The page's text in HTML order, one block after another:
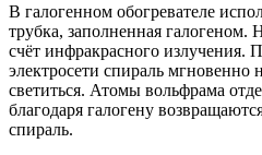
В галогенном обогревателе
трубка, заполненная галогеном.
счёт инфракрасного излучения.
электросети спираль мгновенно
светиться. Атомы вольфрама
благодаря галогену
спираль.